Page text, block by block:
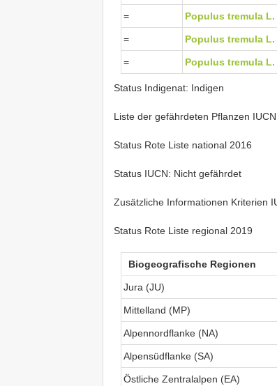
= Populus tremula L.
= Populus tremula L.
= Populus tremula L.
Status Indigenat: Indigen
Liste der gefährdeten Pflanzen
Status Rote Liste national 2016
Status IUCN: Nicht gefährdet
Zusätzliche Informationen Kriterien
Status Rote Liste regional 2019
Biogeografische Regionen
Jura (JU)
Mittelland (MP)
Alpennordflanke (NA)
Alpensüdflanke (SA)
Östliche Zentralalpen (EA)